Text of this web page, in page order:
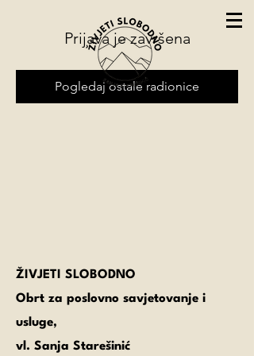
Prijava je završena
Pogledaj ostale radionice
ŽIVJETI SLOBODNO
Obrt za poslovno savjetovanje i
usluge,
vl. Sanja Starešinić